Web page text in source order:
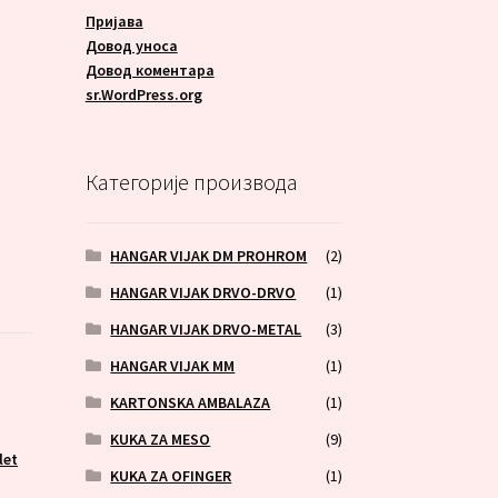
Пријава
Довод уноса
Довод коментара
sr.WordPress.org
Категорије производа
HANGAR VIJAK DM PROHROM
(2)
HANGAR VIJAK DRVO-DRVO
(1)
HANGAR VIJAK DRVO-METAL
(3)
HANGAR VIJAK MM
(1)
KARTONSKA AMBALAZA
(1)
KUKA ZA MESO
(9)
KUKA ZA OFINGER
(1)